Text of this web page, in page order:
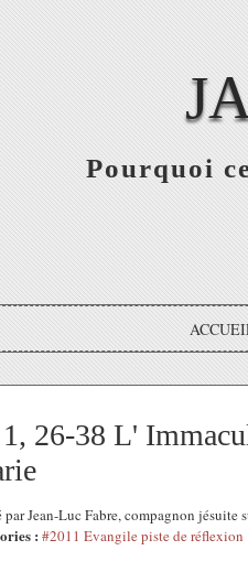
Pourquoi
26-38 L'
par Jean-Luc Fabre, compagnon jésuite
: #2011 Evangile piste de réflexion